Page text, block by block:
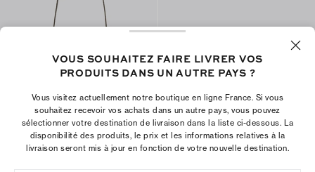
Petit sac porté épaule Romy en
Mini sac bandoulière Charlie
matelassé avec anse
VOUS SOUHAITEZ FAIRE LIVRER VOS
PRODUITS DANS UN AUTRE PAYS ?
Vous visitez actuellement notre boutique en ligne France. Si vous
souhaitez recevoir vos achats dans un autre pays, vous pouvez
sélectionner votre destination de livraison dans la liste ci-dessous. La
disponibilité des produits, le prix et les informations relatives à la
livraison seront mis à jour en fonction de votre nouvelle destination.